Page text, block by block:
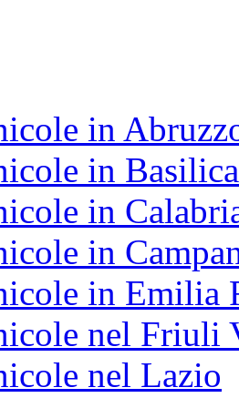
in
in
in
in
in Emilia
nel Friuli
nel Lazio